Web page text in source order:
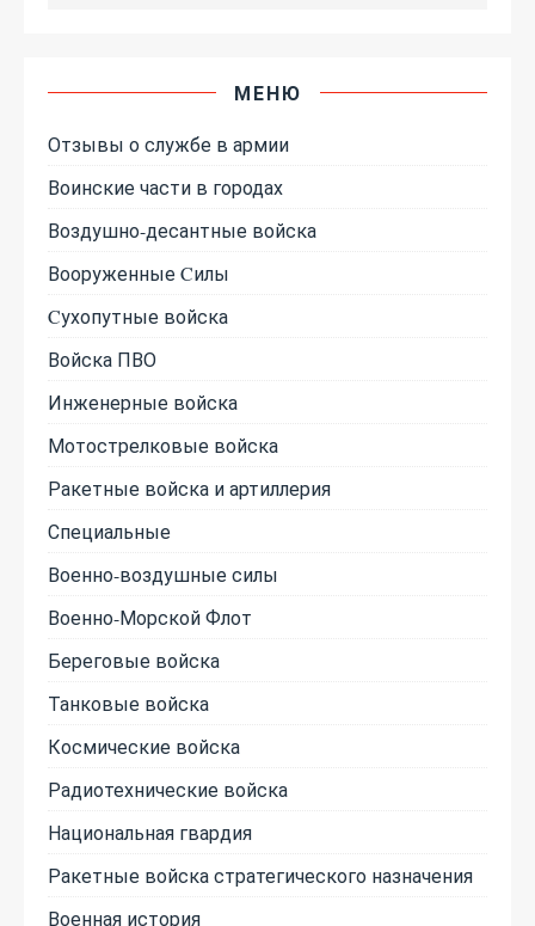
МЕНЮ
Отзывы о службе в армии
Воинские части в городах
Воздушно-десантные войска
Вооруженные Cилы
Cухопутные войска
Войска ПВО
Инженерные войска
Мотострелковые войска
Ракетные войска и артиллерия
Специальные
Военно-воздушные силы
Военно-Морской Флот
Береговые войска
Танковые войска
Космические войска
Радиотехнические войска
Национальная гвардия
Ракетные войска стратегического назначения
Военная история